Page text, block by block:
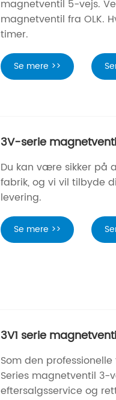
magnetventil 5-vejs.
magnetventil fra OLK.
timer.
Se mere >>
3V-serie
Du kan være sikker på
fabrik, og vi vil tilbyde
levering.
Se mere >>
3V1 serie
Som den
Series magnetventil 3-
eftersalgsservice og